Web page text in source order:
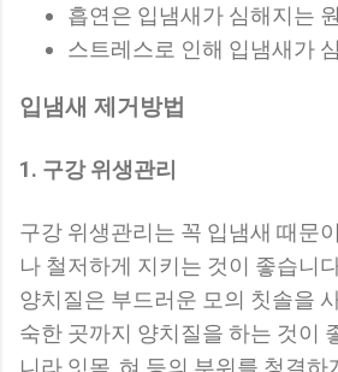
흡연은 입냄새가 심해지는
스트레스로 인해 입냄새가
입냄새 제거방법
1. 구강 위생관리
구강 위생관리는 꼭 입냄새 때문
나 철저하게 지키는 것이 좋습니
양치질은 부드러운 모의 칫솔을
숙한 곳까지 양치질을 하는 것이
니라 잇몸, 혀 등의 부위를 청결하